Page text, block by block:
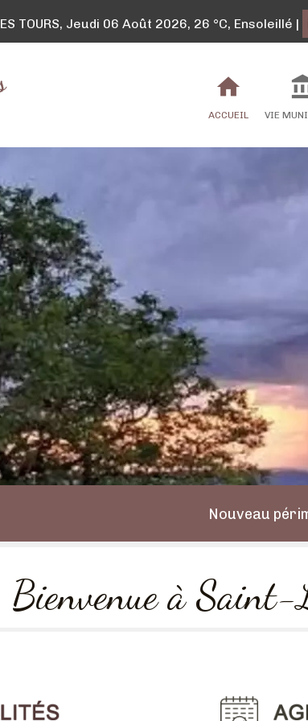
TOURS, Jeudi 06 Août 2026, 26 °C, Ensoleillé |
ACCUEIL VIE
Nouveau
Bienvenue à